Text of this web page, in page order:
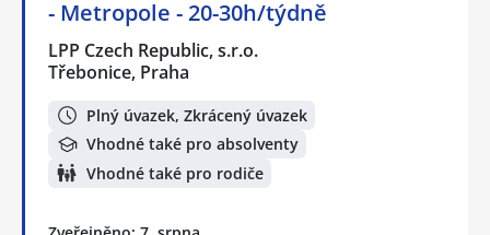
- Metropole - 20-30h/týdně
LPP Czech Republic, s.r.o.
Třebonice, Praha
Plný úvazek, Zkrácený úvazek
Vhodné také pro absolventy
Vhodné také pro rodiče